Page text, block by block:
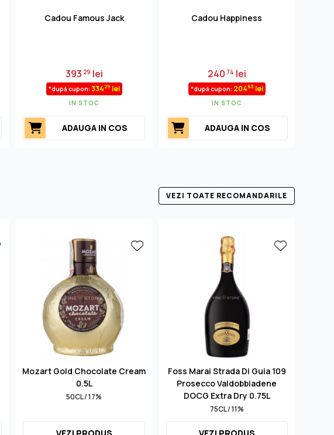
Cadou Famous Jack
393 29 lei
*după cupon: 33429 lei
IN STOC
ADAUGA IN COS
Cadou Happiness
240 74 lei
*după cupon: 20463 lei
IN STOC
ADAUGA IN COS
VEZI TOATE RECOMANDARILE
Mozart Gold Chocolate Cream
0.5L
50CL / 17%
Foss Marai Strada Di Guia 109
Prosecco Valdobbiadene
DOCG Extra Dry 0.75L
75CL / 11%